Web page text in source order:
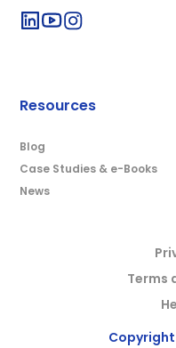
Resources
Blog
Case Studies & e-Books
News
Terms